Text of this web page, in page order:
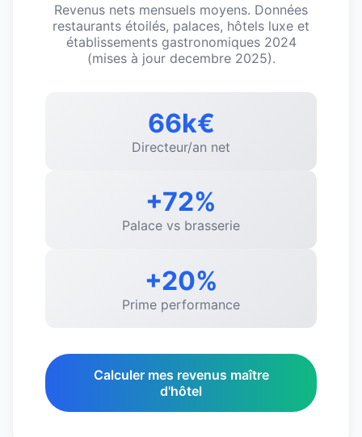
Revenus nets mensuels moyens. Données
restaurants étoilés, palaces, hôtels luxe et
établissements gastronomiques 2024
(mises à jour decembre 2025).
66k€
Directeur/an net
+72%
Palace vs brasserie
+20%
Prime performance
Calculer mes revenus maître
d'hôtel